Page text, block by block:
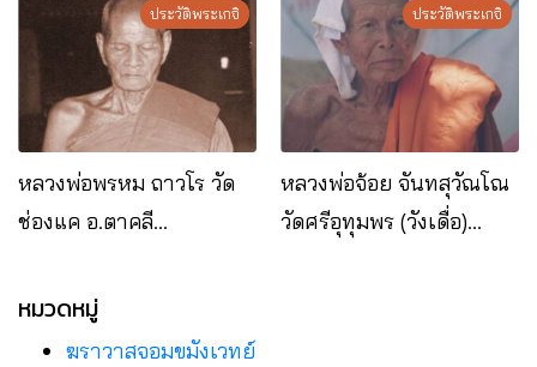
ประวัติพระเกจิ
หลวงพ่อพรหม ถาวโร วัด
ช่องแค อ.ตาคลี
ประวัติพระเกจิ
หลวงพ่อจ้อย จันทสุวัณโณ
วัดศรีอุทุมพร (วังเดื่อ)
หมวดหมู่
ฆราวาสจอมขมังเวทย์